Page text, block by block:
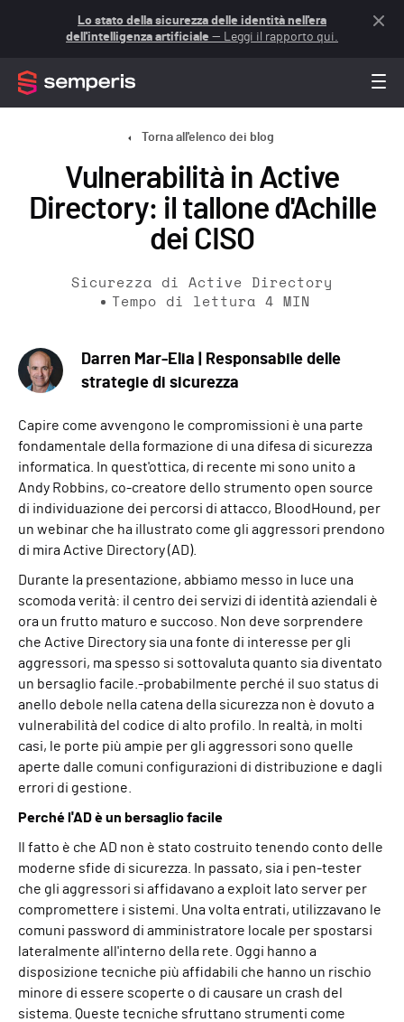
Lo stato della sicurezza delle identità nell'era
dell'intelligenza artificiale — Leggi il rapporto qui.
Torna all'elenco dei blog
Vulnerabilità in Active
Directory: il tallone d'Achille
dei CISO
Sicurezza di Active Directory
Tempo di lettura
4 MIN
Darren Mar-Elia | Responsabile delle
strategie di sicurezza
Capire come avvengono le compromissioni è una parte
fondamentale della formazione di una difesa di sicurezza
informatica. In quest'ottica, di recente mi sono unito a
Andy Robbins, co-creatore dello strumento open source
di individuazione dei percorsi di attacco, BloodHound, per
un webinar che ha illustrato come gli aggressori prendono
di mira Active Directory (AD).
Durante la presentazione, abbiamo messo in luce una
scomoda verità: il centro dei servizi di identità aziendali è
ora un frutto maturo e succoso. Non deve sorprendere
che Active Directory sia una fonte di interesse per gli
aggressori, ma spesso si sottovaluta quanto sia diventato
un bersaglio facile. -probabilmente perché il suo status di
anello debole nella catena della sicurezza non è dovuto a
vulnerabilità del codice di alto profilo. In realtà, in molti
casi, le porte più ampie per gli aggressori sono quelle
aperte dalle comuni configurazioni di distribuzione e dagli
errori di gestione.
Perché l'AD è un bersaglio facile
Il fatto è che AD non è stato costruito tenendo conto delle
moderne sfide di sicurezza. In passato, sia i pen-tester
che gli aggressori si affidavano a exploit lato server per
compromettere i sistemi. Una volta entrati, utilizzavano le
comuni password di amministratore locale per spostarsi
lateralmente all'interno della rete. Oggi hanno a
disposizione tecniche più affidabili che hanno un rischio
minore di essere scoperte o di causare un crash del
sistema. Queste tecniche sfruttano strumenti come